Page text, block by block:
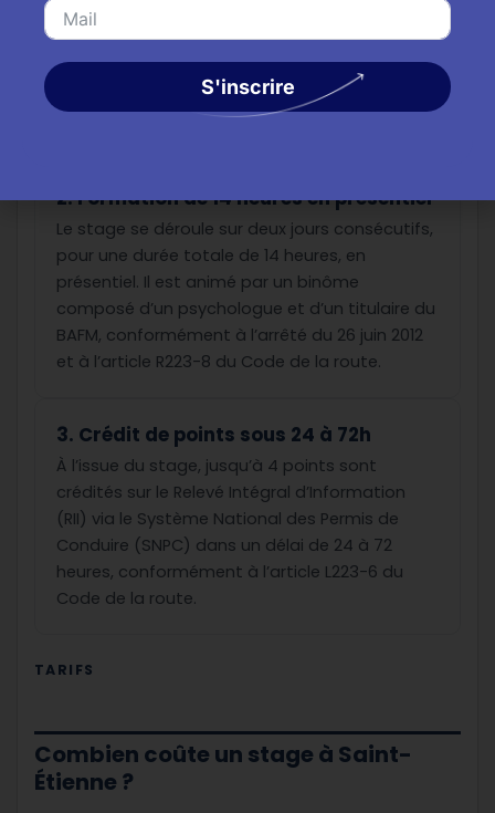
sécurité routière doit se faire auprès d’un
centre agréé par la préfecture, conformément
à l’article R223-5 du Code de la route. Seuls
ces centres sont habilités à organiser les
2. Formation de 14 heures en présentiel
Le stage se déroule sur deux jours consécutifs,
pour une durée totale de 14 heures, en
présentiel. Il est animé par un binôme
composé d’un psychologue et d’un titulaire du
BAFM, conformément à l’arrêté du 26 juin 2012
et à l’article R223-8 du Code de la route.
3. Crédit de points sous 24 à 72h
À l’issue du stage, jusqu’à 4 points sont
crédités sur le Relevé Intégral d’Information
(RII) via le Système National des Permis de
Conduire (SNPC) dans un délai de 24 à 72
heures, conformément à l’article L223-6 du
Code de la route.
TARIFS
Combien coûte un stage à Saint-
Étienne ?
S'inscrire